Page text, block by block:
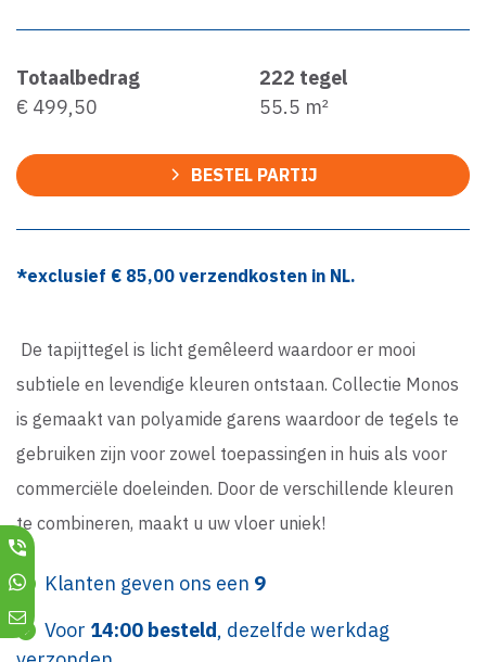
Totaalbedrag
€ 499,50
222 tegel
55.5 m²
BESTEL PARTIJ
*exclusief € 85,00 verzendkosten in NL.
De tapijttegel is licht gemêleerd waardoor er mooi
subtiele en levendige kleuren ontstaan. Collectie Monos
is gemaakt van polyamide garens waardoor de tegels te
gebruiken zijn voor zowel toepassingen in huis als voor
commerciële doeleinden. Door de verschillende kleuren
te combineren, maakt u uw vloer uniek!
Klanten geven ons een 9
Voor 14:00 besteld, dezelfde werkdag